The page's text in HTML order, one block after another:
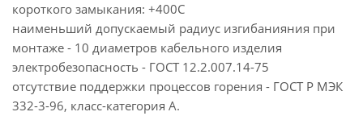
короткого замыкания: +400С
наименьший допускаемый радиус изгибанияния при
монтаже - 10 диаметров кабельного изделия
электробезопасность - ГОСТ 12.2.007.14-75
отсутствие поддержки процессов горения - ГОСТ Р МЭК
332-3-96, класс-категория А.